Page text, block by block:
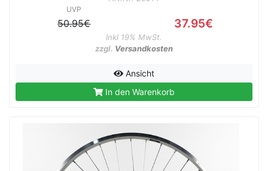
UVP
50.95€ 37.95€
Inkl 19% MwSt.
zzgl. Versandkosten
Ansicht
In den Warenkorb